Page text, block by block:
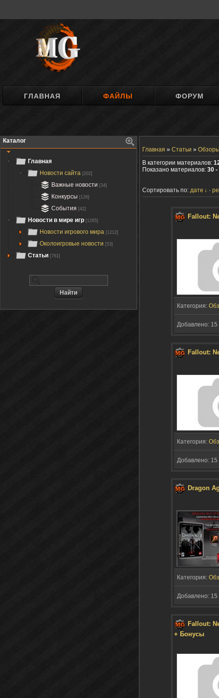
ГЛАВНАЯ ФАЙЛЫ ФОРУМ
Каталог
Главная
Новости сайта [202]
Важные новости [34]
Конкурсы [126]
События [42]
Новости в мире игр [1265]
Новости игрового мира [1212]
Околоигровые новости [53]
Статьи [761]
Главная » Статьи »
В категории материалов:
Показано материалов: 30 -
Сортировать по: дате
Fallout:
Категория:
Добавлено:
Fallout:
Категория:
Добавлено:
Dragon
Категория:
Добавлено:
Fallout:
+ Бонусы